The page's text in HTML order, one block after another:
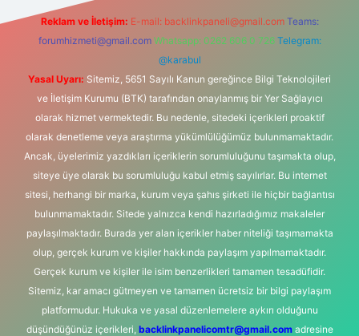
Reklam ve İletişim: E-mail: backlinkpaneli@gmail.com Teams:
forumhizmeti@gmail.com Whatsapp: 0262 606 0 726 Telegram:
@karabul
Yasal Uyarı: Sitemiz, 5651 Sayılı Kanun gereğince Bilgi Teknolojileri
ve İletişim Kurumu (BTK) tarafından onaylanmış bir Yer Sağlayıcı
olarak hizmet vermektedir. Bu nedenle, sitedeki içerikleri proaktif
olarak denetleme veya araştırma yükümlülüğümüz bulunmamaktadır.
Ancak, üyelerimiz yazdıkları içeriklerin sorumluluğunu taşımakta olup,
siteye üye olarak bu sorumluluğu kabul etmiş sayılırlar. Bu internet
sitesi, herhangi bir marka, kurum veya şahıs şirketi ile hiçbir bağlantısı
bulunmamaktadır. Sitede yalnızca kendi hazırladığımız makaleler
paylaşılmaktadır. Burada yer alan içerikler haber niteliği taşımamakta
olup, gerçek kurum ve kişiler hakkında paylaşım yapılmamaktadır.
Gerçek kurum ve kişiler ile isim benzerlikleri tamamen tesadüfidir.
Sitemiz, kar amacı gütmeyen ve tamamen ücretsiz bir bilgi paylaşım
platformudur. Hukuka ve yasal düzenlemelere aykırı olduğunu
düşündüğünüz içerikleri, backlinkpanelicomtr@gmail.comadresine